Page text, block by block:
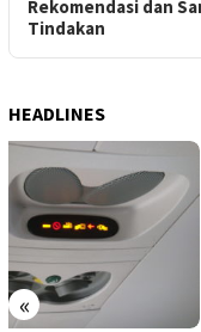
Rekomendasi dan
Tindakan
HEADLINES
«
Bandara Baru Ahmad
Semarang